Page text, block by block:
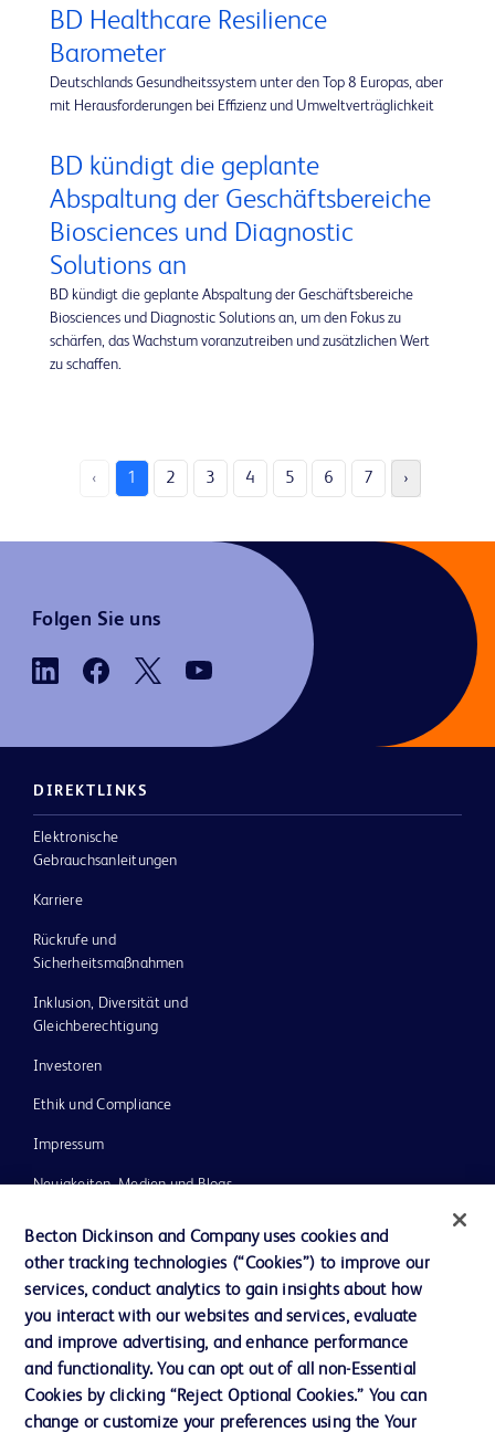
BD Healthcare Resilience
Barometer
Deutschlands Gesundheitssystem unter den Top 8 Europas, aber
mit Herausforderungen bei Effizienz und Umweltverträglichkeit
BD kündigt die geplante
Abspaltung der Geschäftsbereiche
Biosciences und Diagnostic
Solutions an
BD kündigt die geplante Abspaltung der Geschäftsbereiche
Biosciences und Diagnostic Solutions an, um den Fokus zu
schärfen, das Wachstum voranzutreiben und zusätzlichen Wert
zu schaffen.
‹ 1 2 3 4 5 6 7 ›
Folgen Sie uns
DIREKTLINKS
Elektronische
Gebrauchsanleitungen
Karriere
Rückrufe und
Sicherheitsmaßnahmen
Inklusion, Diversität und
Gleichberechtigung
Investoren
Ethik und Compliance
Impressum
Neuigkeiten, Medien und Blogs
Unser Unternehmen
AGB
Kontaktieren Sie uns
Becton Dickinson and Company uses cookies and
other tracking technologies (“Cookies”) to improve our
services, conduct analytics to gain insights about how
you interact with our websites and services, evaluate
and improve advertising, and enhance performance
and functionality. You can opt out of all non-Essential
Cookies by clicking “Reject Optional Cookies.” You can
change or customize your preferences using the Your